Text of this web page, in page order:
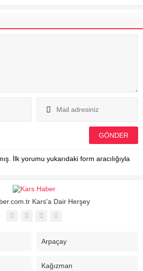
İlk yorumu yukarıdaki form aracılığıyla
Kars'a Dair Herşey
Arpaçay
Kağızman